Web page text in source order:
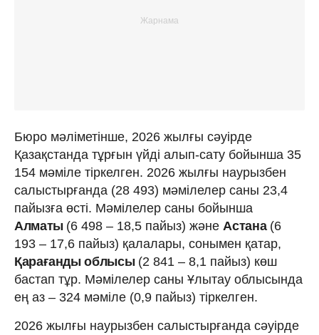
Бюро мәліметінше, 2026 жылғы сәуірде
Қазақстанда тұрғын үйді алып-сату бойынша 35
154 мәміле тіркелген. 2026 жылғы наурызбен
салыстырғанда (28 493) мәмілелер саны 23,4
пайызға өсті. Мәмілелер саны бойынша
Алматы (6 498 – 18,5 пайыз) және Астана (6
193 – 17,6 пайыз) қалалары, сонымен қатар,
Қарағанды облысы(2 841 – 8,1 пайыз) көш
бастап тұр. Мәмілелер саны Ұлытау облысында
ең аз – 324 мәміле (0,9 пайыз) тіркелген.
2026 жылғы наурызбен салыстырғанда сәуірде